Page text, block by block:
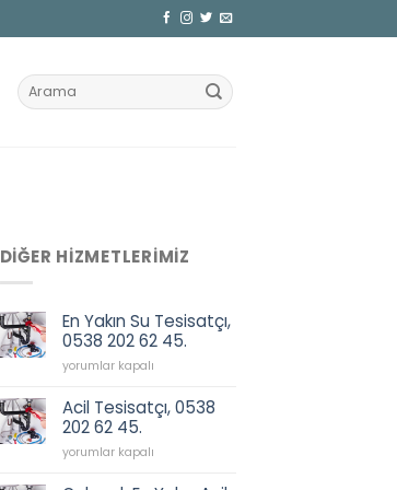
DIĞER HIZMETLERIMIZ
En Yakın Su Tesisatçı,
0538 202 62 45.
En
Su
Tesisatçı,
0538
202
yorumlar kapalı
Acil Tesisatçı, 0538
202 62 45.
Acil
0538
yorumlar kapalı